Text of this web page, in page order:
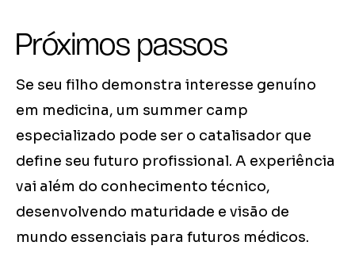
Próximos passos
Se seu filho demonstra interesse genuíno
em medicina, um summer camp
especializado pode ser o catalisador que
define seu futuro profissional. A experiência
vai além do conhecimento técnico,
desenvolvendo maturidade e visão de
mundo essenciais para futuros médicos.